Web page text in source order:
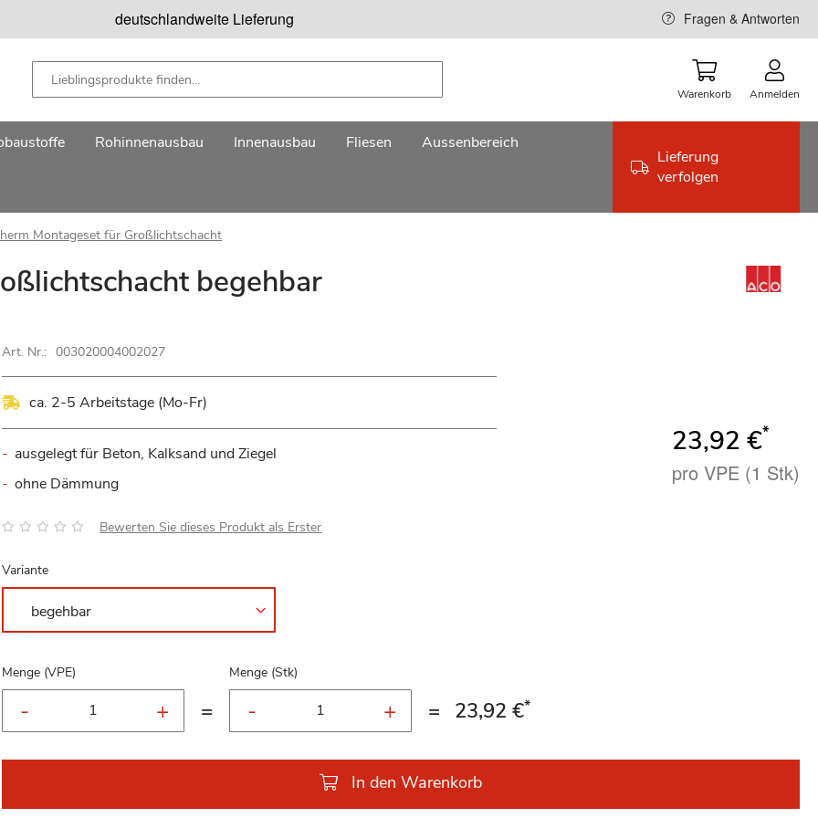
deutschlandweite Lieferung Fragen & Antworten
Warenkorb Anmelden
Rohinnenausbau Innenausbau Fliesen Aussenbereich
Lieferung
verfolgen
Montageset für Großlichtschacht
begehbar
Art. Nr.: 003020004002027
ca. 2-5 Arbeitstage (Mo-Fr)
ausgelegt für Beton, Kalksand und Ziegel
ohne Dämmung
Bewertung: Bewerten Sie dieses Produkt als Erster
23,92 €*
pro VPE (1 Stk)
Variante
Menge (VPE)
=
Menge (Stk)
= 23,92 €*
In den Warenkorb